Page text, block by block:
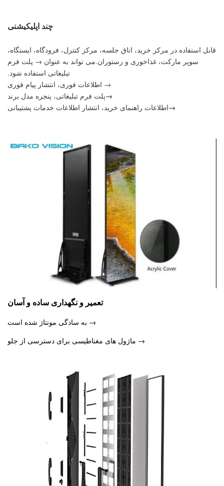
چند اپلیکیشنی
قابل استفاده در مرکز خرید، اتاق جلسه، مرکز کنترل، فرودگاه، ایستگاه،
سوپر مارکت، غذاخوری و رستوران.می تواند به عنوان → پلت فرم
تبلیغاتی استفاده شود.
→ اطلاعات فوری، انتشار پیام فوری
→پلت فرم تبلیغاتی، پنجره مدل برند
→اطلاعات راهنمای خرید، انتشار اطلاعات خدمات پشتیبانی
تعمیر و نگهداری ساده و آسان
→ به سادگی مونتاژ شده است
→ ماژول های مغناطیسی برای دسترسی از جلو